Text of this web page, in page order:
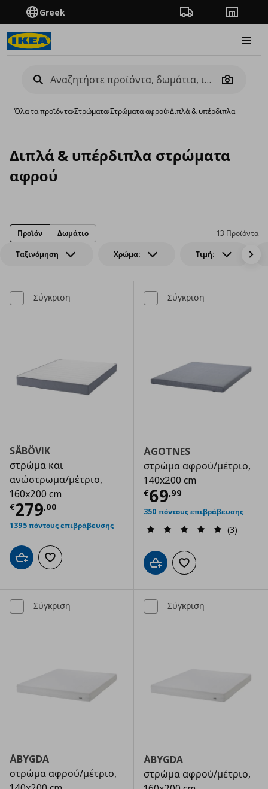
Greek Πορεία παραγγελίας
Camera
Όλα τα προϊόντα›Στρώματα›Στρώματα αφρού›Διπλά & υπέρδιπλα
Διπλά & υπέρδιπλα στρώματα
αφρού
Ταξινόμηση Χρώμα: Τιμή:
13 Προϊόντα
Προϊόν Δωμάτιο
Σύγκριση
SÄBÖVIK
στρώμα και
ανώστρωμα/μέτριο,
160x200 cm
€279,00
Τρέχουσα τιμή € 279,00
1395 πόντους επιβράβευσης
Προσθήκη στο καλάθι
Προσθήκη στα αγαπημένα
Σύγκριση
ÅGOTNES
στρώμα αφρού/μέτριο,
140x200 cm
€69,99
Τρέχουσα
350 πόντους επιβράβευσης
(3)
Προσθήκη στο καλάθι
Προσθήκη στα
Σύγκριση
ÅBYGDA
στρώμα αφρού/μέτριο,
Σύγκριση
ÅBYGDA
στρώμα αφρού/μέτριο,